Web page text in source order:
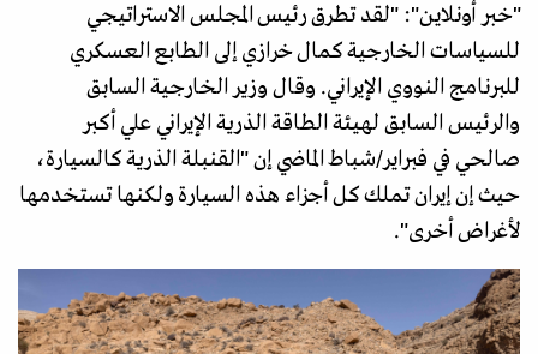
"خبر أونلاين": "لقد تطرق رئيس المجلس الاستراتيجي
للسياسات الخارجية كمال خرازي إلى الطابع العسكري
للبرنامج النووي الإيراني. وقال وزير الخارجية السابق
والرئيس السابق لهيئة الطاقة الذرية الإيراني علي أكبر
صالحي في فبراير/شباط الماضي إن "القنبلة الذرية كالسيارة،
حيث إن إيران تملك كل أجزاء هذه السيارة ولكنها تستخدمها
لأغراض أخرى".